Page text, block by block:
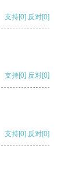
支持[0] 反对[0]
支持[0] 反对[0]
支持[0] 反对[0]